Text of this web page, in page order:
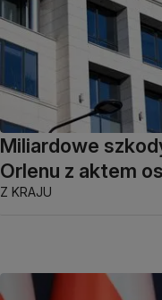
Miliardowe
Orlenu z aktem
Z KRAJU